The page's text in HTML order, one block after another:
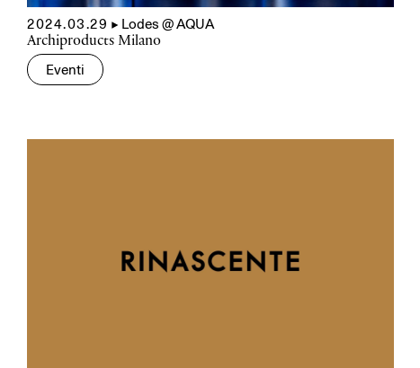
2024.03.29 ▲ Lodes @ AQUA
Archiproducts Milano
Eventi